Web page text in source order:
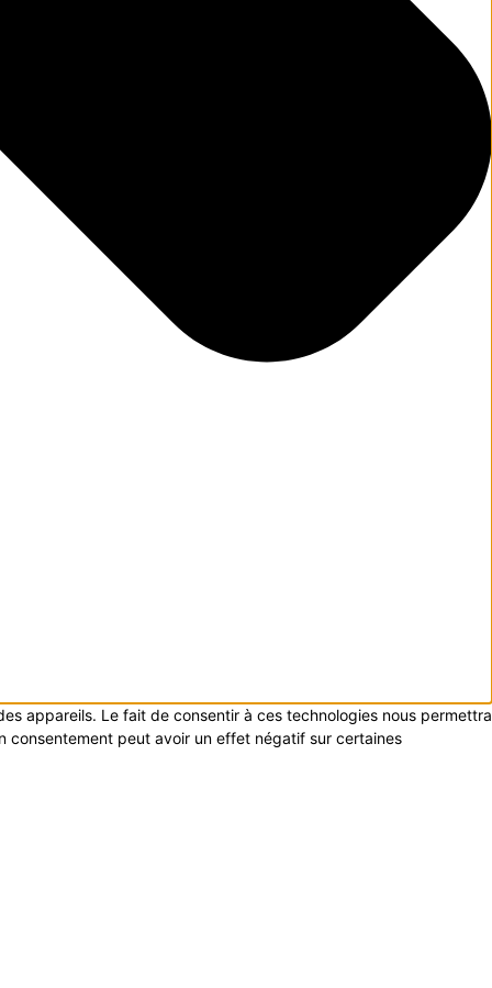
appareils. Le fait de consentir à ces technologies nous permettra
consentement peut avoir un effet négatif sur certaines